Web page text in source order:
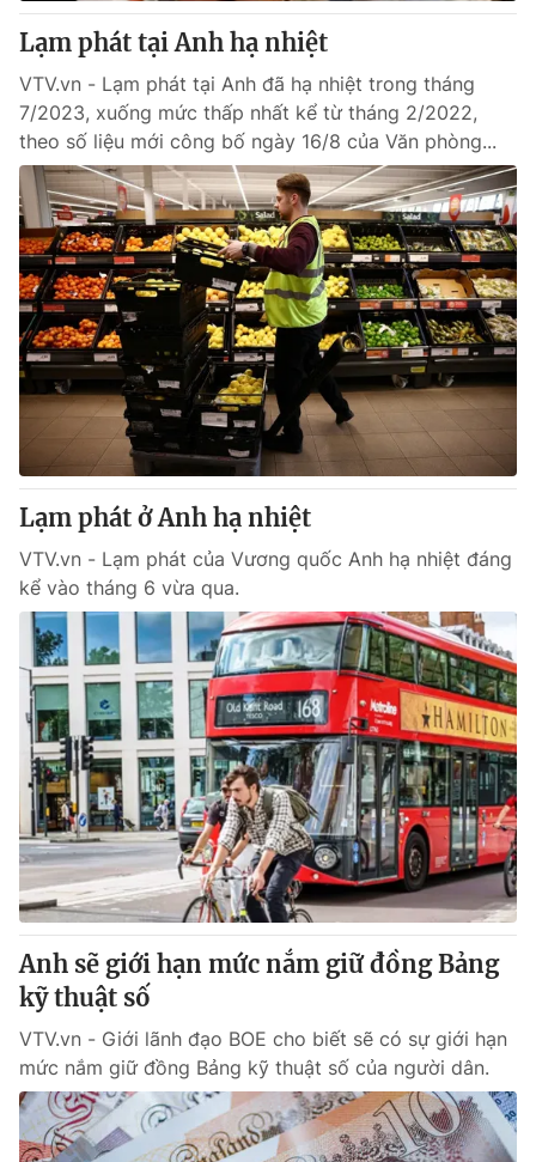
® Cấm sao chép dưới mọi hình thức nếu không có sự chấp
thuận bằng văn bản. Ghi rõ nguồn VTV.vn khi phát hành lại
thông tin từ website này.
Lạm phát tại Anh hạ nhiệt
VTV.vn - Lạm phát tại Anh đã hạ nhiệt trong tháng
7/2023, xuống mức thấp nhất kể từ tháng 2/2022,
theo số liệu mới công bố ngày 16/8 của Văn phòng...
Lạm phát ở Anh hạ nhiệt
VTV.vn - Lạm phát của Vương quốc Anh hạ nhiệt đáng
kể vào tháng 6 vừa qua.
Anh sẽ giới hạn mức nắm giữ đồng Bảng
kỹ thuật số
VTV.vn - Giới lãnh đạo BOE cho biết sẽ có sự giới hạn
mức nắm giữ đồng Bảng kỹ thuật số của người dân.